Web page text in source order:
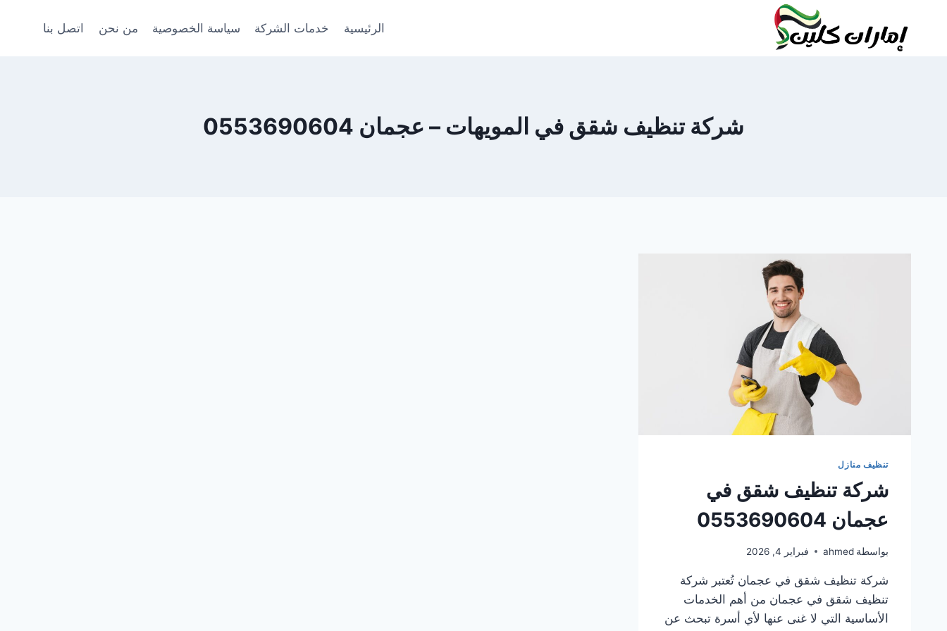
الرئيسية خدمات الشركة سياسة الخصوصية من نحن اتصل بنا
شركة تنظيف شقق في المويهات – عجمان 0553690604
تنظيف منازل
شركة تنظيف شقق في
عجمان 0553690604
بواسطة ahmed فبراير 4, 2026
شركة تنظيف شقق في عجمان تُعتبر شركة
تنظيف شقق في عجمان من أهم الخدمات
الأساسية التي لا غنى عنها لأي أسرة تبحث عن